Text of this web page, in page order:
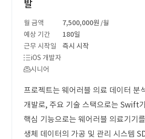
발
월 금액 7,500,000원 /월
예상 기간
180일
근무 시작일
즉시 시작
iOS 개발자
시니어
프로젝트는 웨어러블 의료 데이터 분
개발로, 주요 기술 스택으로는 Swift
핵심 기능으로는 웨어러블 의료기기
생체 데이터의 가공 및 관리 시스템